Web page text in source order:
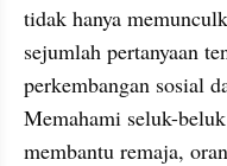
tidak hanya
sejumlah pertanyaan
perkembangan sosial
Memahami seluk-
membantu remaja,